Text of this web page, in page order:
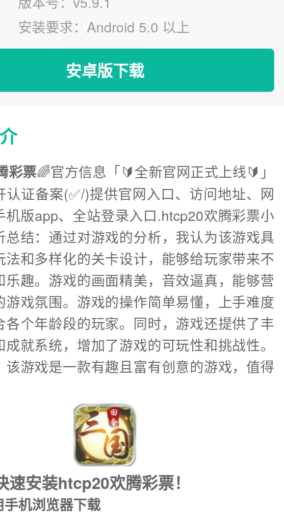
安装要求：Android 5.0 以上
安卓版下载
彩票🌈官方信息「🔰全新官网正式上线🔰」
认证备案(✅/)提供官网入口、访问地址、网
机版app、全站登录入口.htcp20欢腾彩票小
总结：通过对游戏的分析，我认为该游戏具
法和多样化的关卡设计，能够给玩家带来不
乐趣。游戏的画面精美，音效逼真，能够营
游戏氛围。游戏的操作简单易懂，上手难度
各个年龄段的玩家。同时，游戏还提供了丰
成就系统，增加了游戏的可玩性和挑战性。
该游戏是一款有趣且富有创意的游戏，值得
速安装htcp20欢腾彩票！
机浏览器下载